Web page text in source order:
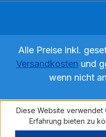
Alle Preise inkl.
Versandkosten und
wenn nicht
Diese Website verwendet
Erfahrung bieten zu